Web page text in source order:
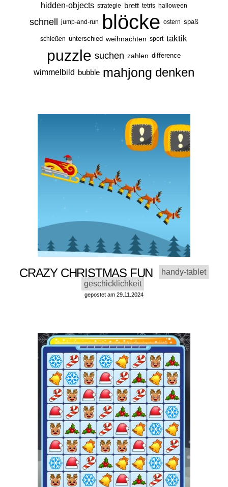
hidden-objects strategie brett tetris halloween
schnell jump-and-run blöcke ostern spaß
schießen unterschied weihnachten sport taktik
puzzle suchen zahlen difference
wimmelbild bubble mahjong denken
CRAZY CHRISTMAS FUN
handy-tablet
geschicklichkeit
gepostet am 29.11.2024